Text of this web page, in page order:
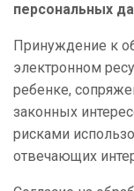
персональных
Принуждение к
электронном
ребенке,
законных
рисками
отвечающих